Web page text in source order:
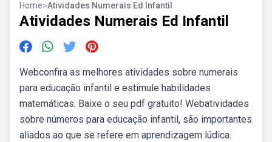
Home>Atividades Numerais Ed Infantil
Atividades Numerais Ed Infantil
Webconfira as melhores atividades sobre numerais
para educação infantil e estimule habilidades
matemáticas. Baixe o seu pdf gratuito! Webatividades
sobre números para educação infantil, são importantes
aliados ao que se refere em aprendizagem lúdica.